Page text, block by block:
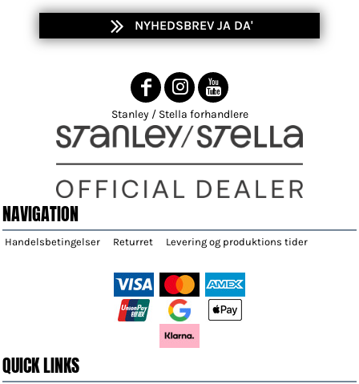
NYHEDSBREV JA DA'
Stanley / Stella forhandlere
NAVIGATION
Handelsbetingelser Returret Levering og produktions tider
QUICK LINKS